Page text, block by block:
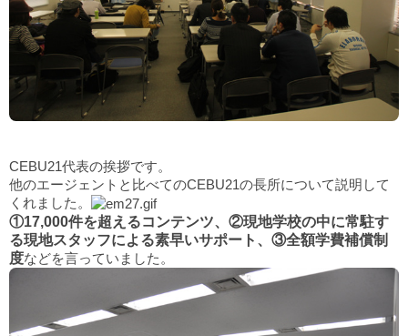
CEBU21代表の挨拶です。
他のエージェントと比べてのCEBU21の長所について説明して
くれました。
①17,000件を超えるコンテンツ、②現地学校の中に常駐す
る現地スタッフによる素早いサポート、 ③全額学費補償制
度などを言っていました。